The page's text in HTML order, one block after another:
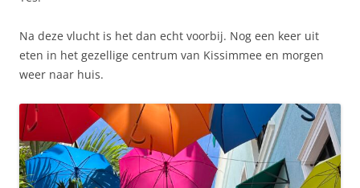
Na deze vlucht is het dan echt voorbij. Nog een keer uit
eten in het gezellige centrum van Kissimmee en morgen
weer naar huis.